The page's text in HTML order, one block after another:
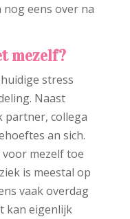
nog eens over na
mezelf?
stress
Naast
partner, collega
an sich.
mezelf toe
is meestal op
vaak overdag
kan eigenlijk